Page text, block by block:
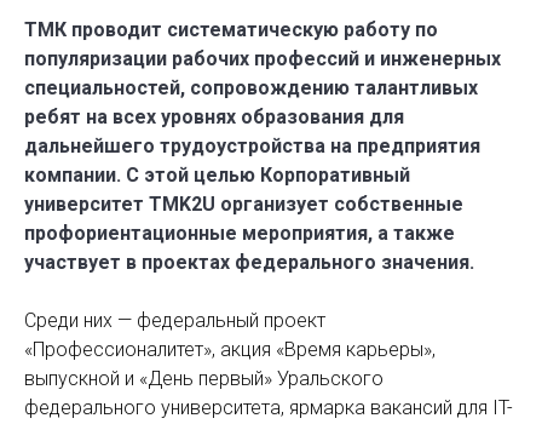
ТМК проводит систематическую работу по
популяризации рабочих профессий и инженерных
специальностей, сопровождению талантливых
ребят на всех уровнях образования для
дальнейшего трудоустройства на предприятия
компании. С этой целью Корпоративный
университет TMK2U организует собственные
профориентационные мероприятия, а также
участвует в проектах федерального значения.
Среди них — федеральный проект
«Профессионалитет», акция «Время карьеры»,
выпускной и «День первый» Уральского
федерального университета, ярмарка вакансий для IT-